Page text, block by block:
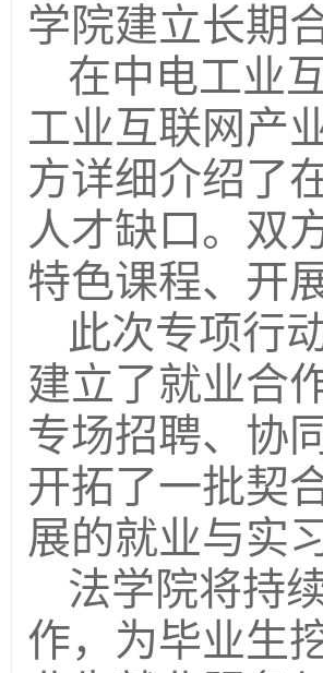
学院建立长期
在中电工业
工业互联网产
方详细介绍了
人才缺口。双
特色课程、开
此次专项行
建立了就业合
专场招聘、协
开拓了一批契
展的就业与实
法学院将持
作，为毕业生